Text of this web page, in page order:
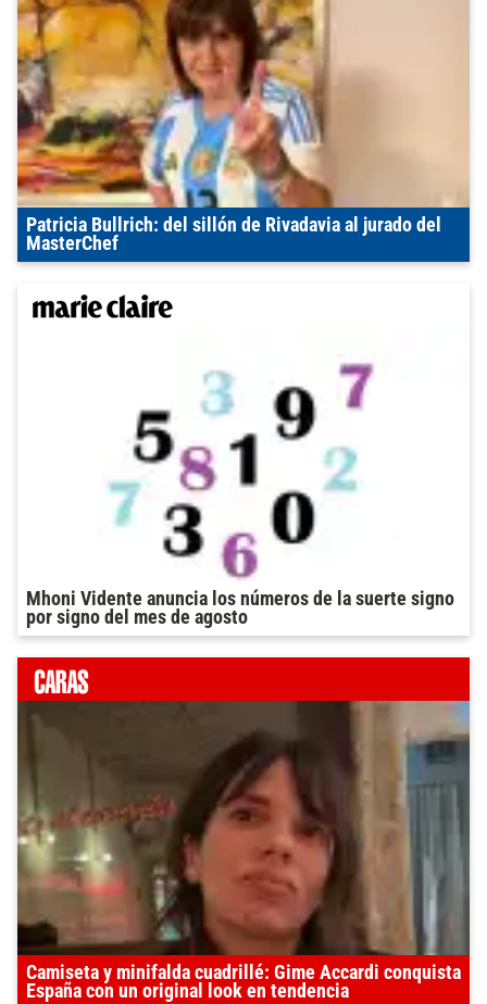
Patricia Bullrich: del sillón de Rivadavia al jurado del
MasterChef
Mhoni Vidente anuncia los números de la suerte signo
por signo del mes de agosto
Camiseta y minifalda cuadrillé: Gime Accardi conquista
España con un original look en tendencia